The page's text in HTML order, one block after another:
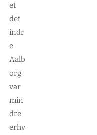
et
det
indr
e
Aalb
org
var
min
dre
erhv